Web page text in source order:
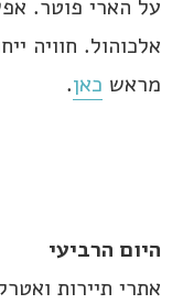
על הארי פוטר.
אלכוהול. חוויה
מראש כאן.
היום הרביעי
אתרי תיירות